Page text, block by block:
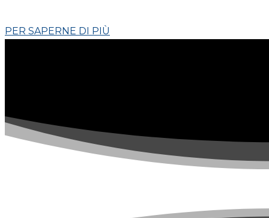
PER SAPERNE DI PIÙ